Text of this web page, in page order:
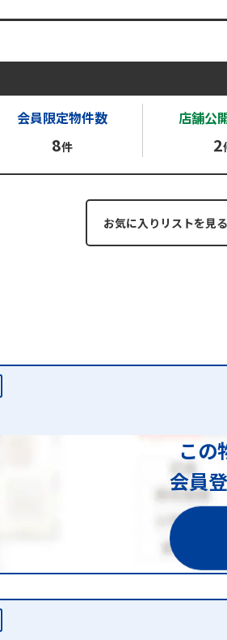
会員限定物件数
8件
店舗公
2
お気に入りリストを見る
この
会員